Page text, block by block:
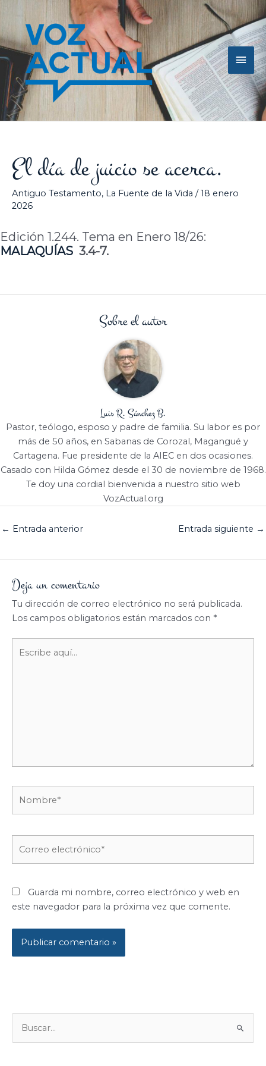
contenido
El día de juicio se acerca.
Antiguo Testamento, La Fuente de la Vida /18 enero
2026
Edición 1.244. Tema en Enero 18/26:
MALAQUÍAS 3.4-7.
Sobre el autor
Luis R. Sánchez B.
Pastor, teólogo, esposo y padre de familia. Su labor es por
más de 50 años, en Sabanas de Corozal, Magangué y
Cartagena. Fue presidente de la AIEC en dos ocasiones.
Casado con Hilda Gómez desde el 30 de noviembre de 1968.
Te doy una cordial bienvenida a nuestro sitio web
VozActual.org
← Entrada anterior Entrada siguiente →
Deja un comentario
Tu dirección de correo electrónico no será publicada.
Los campos obligatorios están marcados con *
aquí...
Guarda mi nombre, correo electrónico y web en
este navegador para la próxima vez que comente.
U